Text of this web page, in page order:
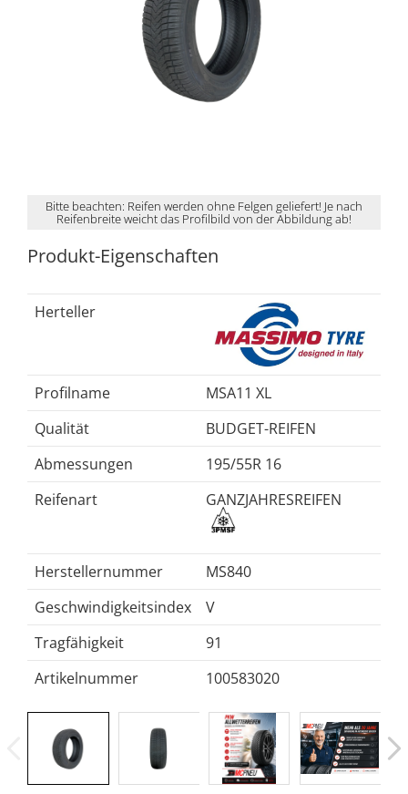
Bitte beachten: Reifen werden ohne Felgen geliefert! Je nach
Reifenbreite weicht das Profilbild von der Abbildung ab!
Produkt-Eigenschaften
Herteller
Profilname
MSA11 XL
Qualität
BUDGET-REIFEN
Abmessungen
195/55R 16
Reifenart
GANZJAHRESREIFEN
Herstellernummer
MS840
Geschwindigkeitsindex
V
Tragfähigkeit
91
Artikelnummer
100583020